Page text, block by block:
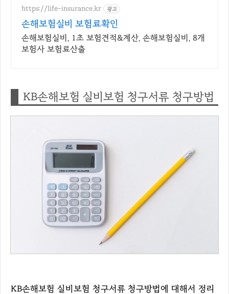
저!
https://life-insurance.kr 광고
손해보험실비 보험료확인
손해보험실비, 1초 보험견적&계산, 손해보험실비, 8개
보험사 보험료산출
KB손해보험 실비보험 청구서류 청구방법
KB손해보험 실비보험 청구서류 청구방법에 대해서 정리